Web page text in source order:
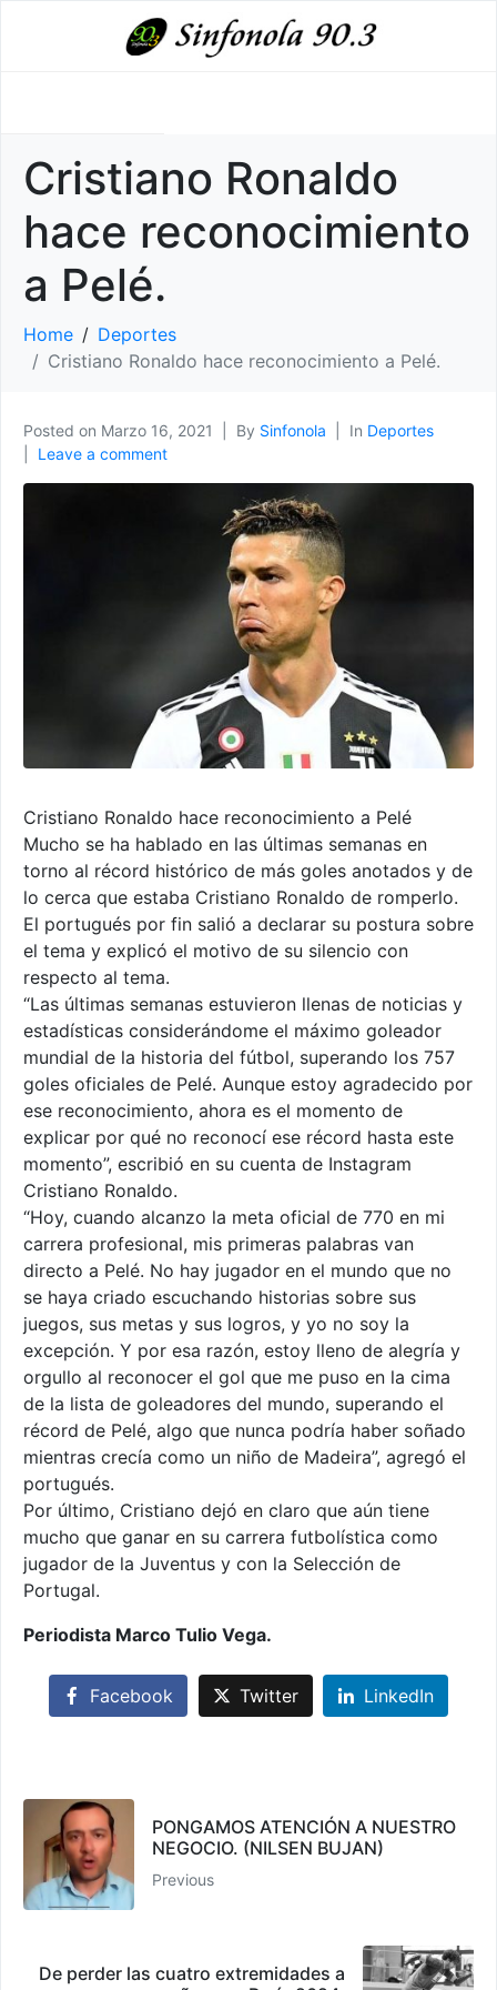
Cristiano Ronaldo
hace reconocimiento
a Pelé.
Home
Deportes
Cristiano Ronaldo hace reconocimiento a Pelé.
Posted on Marzo 16, 2021 By Sinfonola In Deportes
Leave a comment
Cristiano Ronaldo hace reconocimiento a Pelé
Mucho se ha hablado en las últimas semanas en
torno al récord histórico de más goles anotados y de
lo cerca que estaba Cristiano Ronaldo de romperlo.
El portugués por fin salió a declarar su postura sobre
el tema y explicó el motivo de su silencio con
respecto al tema.
“Las últimas semanas estuvieron llenas de noticias y
estadísticas considerándome el máximo goleador
mundial de la historia del fútbol, superando los 757
goles oficiales de Pelé. Aunque estoy agradecido por
ese reconocimiento, ahora es el momento de
explicar por qué no reconocí ese récord hasta este
momento”, escribió en su cuenta de Instagram
Cristiano Ronaldo.
“Hoy, cuando alcanzo la meta oficial de 770 en mi
carrera profesional, mis primeras palabras van
directo a Pelé. No hay jugador en el mundo que no
se haya criado escuchando historias sobre sus
juegos, sus metas y sus logros, y yo no soy la
excepción. Y por esa razón, estoy lleno de alegría y
orgullo al reconocer el gol que me puso en la cima
de la lista de goleadores del mundo, superando el
récord de Pelé, algo que nunca podría haber soñado
mientras crecía como un niño de Madeira”, agregó el
portugués.
Por último, Cristiano dejó en claro que aún tiene
mucho que ganar en su carrera futbolística como
jugador de la Juventus y con la Selección de
Portugal.
Periodista Marco Tulio Vega.
Facebook Twitter LinkedIn
PONGAMOS ATENCIÓN A NUESTRO
NEGOCIO. (NILSEN BUJAN)
Previous
De perder las cuatro extremidades a